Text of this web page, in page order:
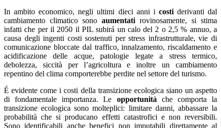
In ambito economico, negli ultimi dieci anni i costiderivanti dal
cambiamento climatico sono aumentati rovinosamente, si stima
infatti che per il 2050 il PIL subirá un calo del 2 o 2,5 % annuo, a
causa degli ingenti costi sostenuti per stress infrastrutturale, vie di
comunicazione bloccate dal traffico, innalzamento, riscaldamento e
acidificazione delle acque, patologie legate a stress termico,
debolezza, siccità per l’agricoltura e inoltre un cambiamento
repentino del clima comporterebbe perdite nel settore del turismo.
É evidente come i costi della transizione ecologica siano un aspetto
di fondamentale importanza. Le opportunità che comporta la
transizione ecologica sono molteplici: limitare danni, abbassare la
probabilità che si producano effetti catastrofici e non reversibili.
Sono identificabili anche benefici non imputabili direttamente al